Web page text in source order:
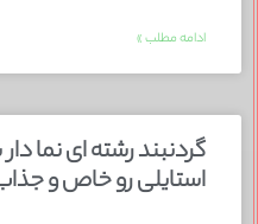
ادامه مطلب »
استایلی رو خاص و